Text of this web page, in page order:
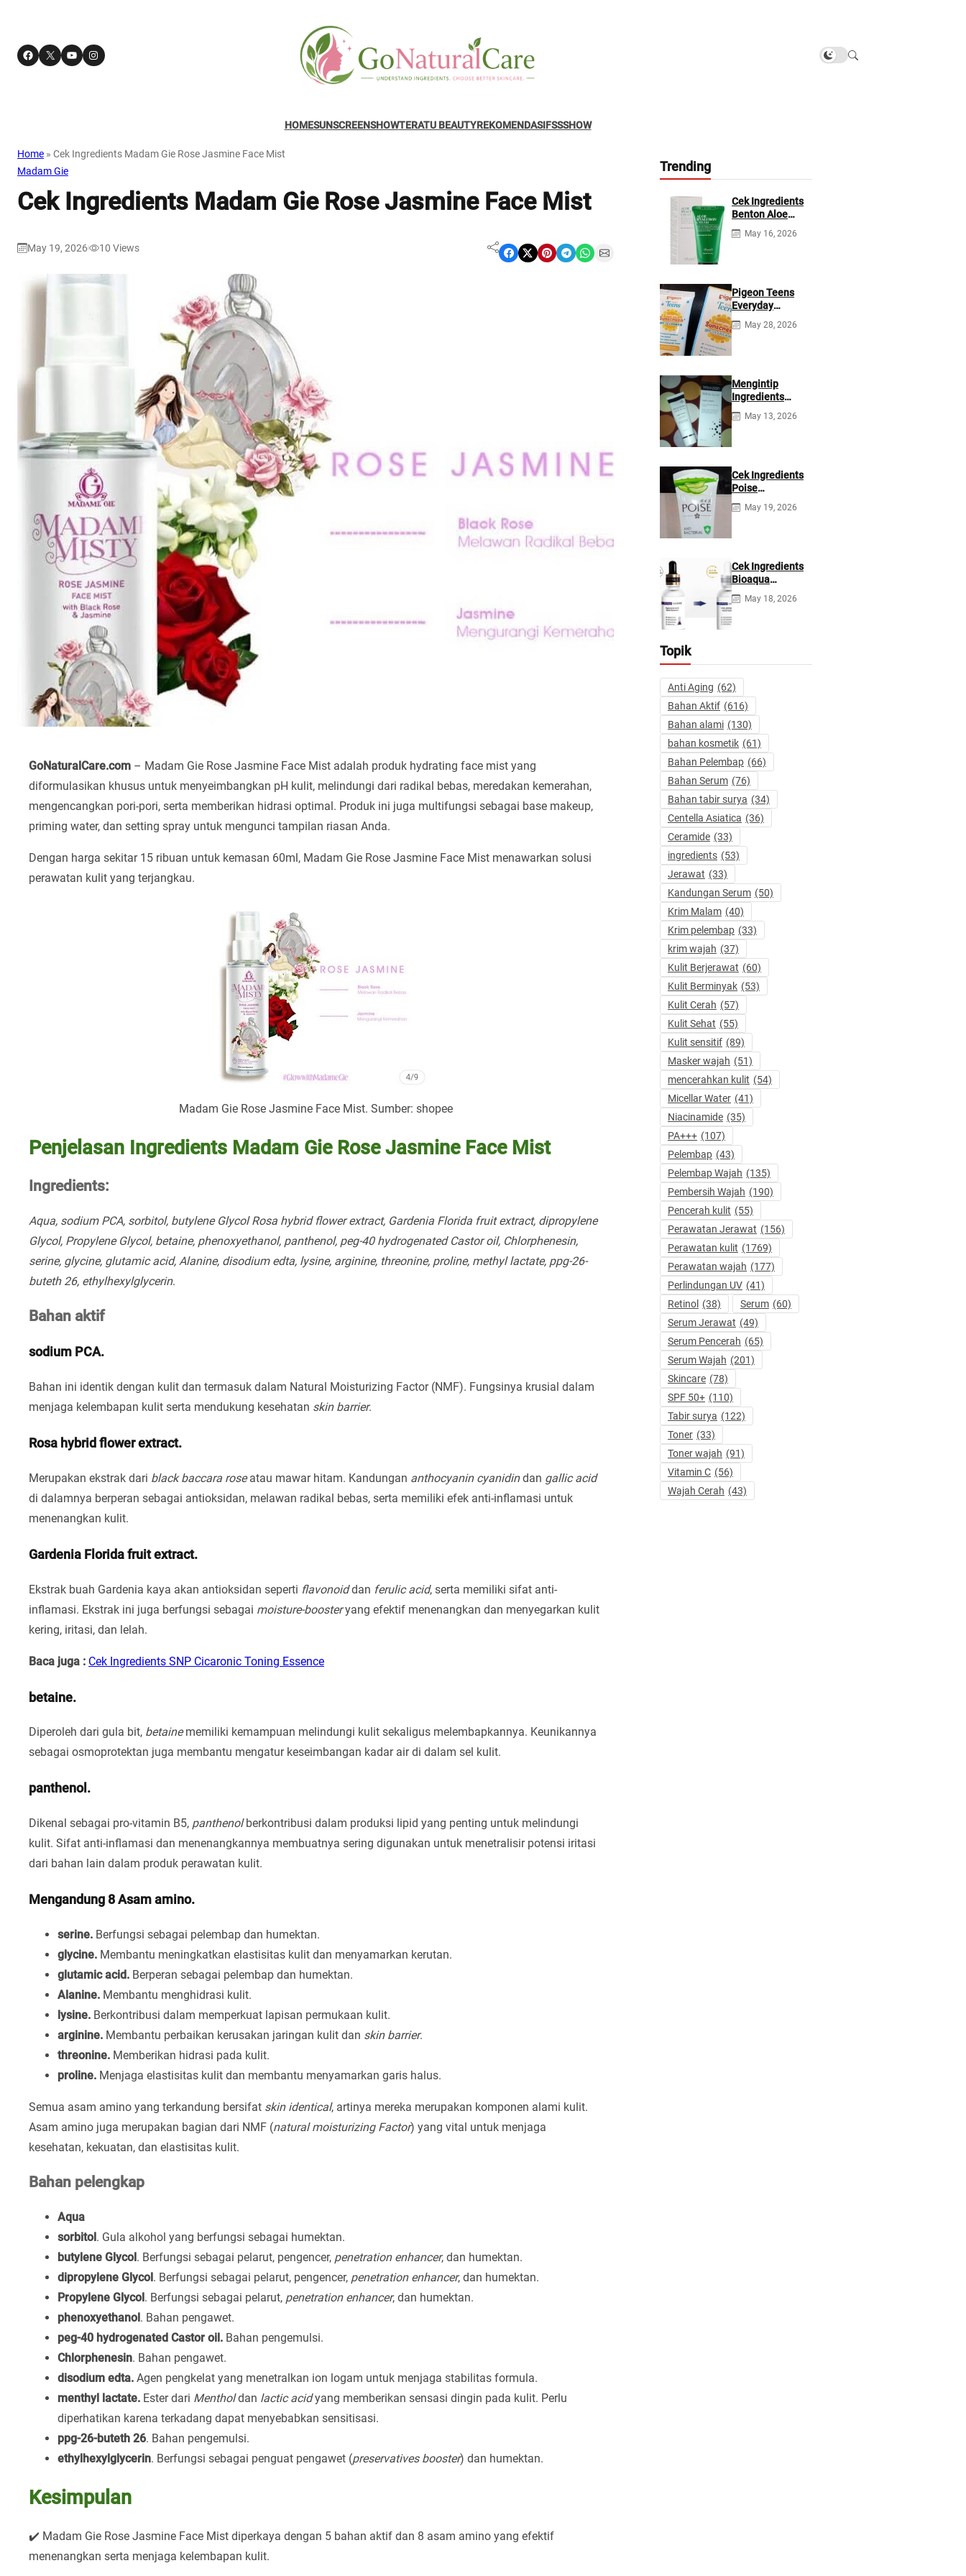
Facebook X YouTube Instagram
HOMESUNSCREENSHOWTERATU BEAUTYREKOMENDASIFSSSHOW
Home » Cek Ingredients Madam Gie Rose Jasmine Face Mist
Madam Gie
Cek Ingredients Madam Gie Rose Jasmine Face Mist
May 19, 2026 10 Views Share on Facebook Share on X Share on Pinterest Share on Telegram Share on WhatsApp Share on Email
GoNaturalCare.com – Madam Gie Rose Jasmine Face Mist adalah produk hydrating face mist yang
diformulasikan khusus untuk menyeimbangkan pH kulit, melindungi dari radikal bebas, meredakan kemerahan,
mengencangkan pori-pori, serta memberikan hidrasi optimal. Produk ini juga multifungsi sebagai base makeup,
priming water, dan setting spray untuk mengunci tampilan riasan Anda.
Dengan harga sekitar 15 ribuan untuk kemasan 60ml, Madam Gie Rose Jasmine Face Mist menawarkan solusi
perawatan kulit yang terjangkau.
Madam Gie Rose Jasmine Face Mist. Sumber: shopee
Penjelasan Ingredients Madam Gie Rose Jasmine Face Mist
Ingredients:
Aqua, sodium PCA, sorbitol, butylene Glycol Rosa hybrid flower extract, Gardenia Florida fruit extract, dipropylene
Glycol, Propylene Glycol, betaine, phenoxyethanol, panthenol, peg-40 hydrogenated Castor oil, Chlorphenesin,
serine, glycine, glutamic acid, Alanine, disodium edta, lysine, arginine, threonine, proline, methyl lactate, ppg-26-
buteth 26, ethylhexylglycerin.
Bahan aktif
sodium PCA.
Bahan ini identik dengan kulit dan termasuk dalam Natural Moisturizing Factor (NMF). Fungsinya krusial dalam
menjaga kelembapan kulit serta mendukung kesehatan skin barrier.
Rosa hybrid flower extract.
Merupakan ekstrak dari black baccara roseatau mawar hitam. Kandungan anthocyanin cyanidindan gallic acid
di dalamnya berperan sebagai antioksidan, melawan radikal bebas, serta memiliki efek anti-inflamasi untuk
menenangkan kulit.
Gardenia Florida fruit extract.
Ekstrak buah Gardenia kaya akan antioksidan seperti flavonoiddan ferulic acid, serta memiliki sifat anti-
inflamasi. Ekstrak ini juga berfungsi sebagai moisture-boosteryang efektif menenangkan dan menyegarkan kulit
kering, iritasi, dan lelah.
Baca juga : Cek Ingredients SNP Cicaronic Toning Essence
betaine.
Diperoleh dari gula bit, betainememiliki kemampuan melindungi kulit sekaligus melembapkannya. Keunikannya
sebagai osmoprotektan juga membantu mengatur keseimbangan kadar air di dalam sel kulit.
panthenol.
Dikenal sebagai pro-vitamin B5, panthenolberkontribusi dalam produksi lipid yang penting untuk melindungi
kulit. Sifat anti-inflamasi dan menenangkannya membuatnya sering digunakan untuk menetralisir potensi iritasi
dari bahan lain dalam produk perawatan kulit.
Mengandung 8 Asam amino.
serine. Berfungsi sebagai pelembap dan humektan.
glycine. Membantu meningkatkan elastisitas kulit dan menyamarkan kerutan.
glutamic acid. Berperan sebagai pelembap dan humektan.
Alanine. Membantu menghidrasi kulit.
lysine. Berkontribusi dalam memperkuat lapisan permukaan kulit.
arginine. Membantu perbaikan kerusakan jaringan kulit dan skin barrier.
threonine. Memberikan hidrasi pada kulit.
proline. Menjaga elastisitas kulit dan membantu menyamarkan garis halus.
Semua asam amino yang terkandung bersifat skin identical, artinya mereka merupakan komponen alami kulit.
Asam amino juga merupakan bagian dari NMF (natural moisturizing Factor) yang vital untuk menjaga
kesehatan, kekuatan, dan elastisitas kulit.
Bahan pelengkap
Aqua
sorbitol . Gula alkohol yang berfungsi sebagai humektan.
butylene Glycol . Berfungsi sebagai pelarut, pengencer, penetration enhancer, dan humektan.
dipropylene Glycol . Berfungsi sebagai pelarut, pengencer, penetration enhancer, dan humektan.
Propylene Glycol . Berfungsi sebagai pelarut, penetration enhancer, dan humektan.
phenoxyethanol . Bahan pengawet.
peg-40 hydrogenated Castor oil. Bahan pengemulsi.
Chlorphenesin. Bahan pengawet.
disodium edta. Agen pengkelat yang menetralkan ion logam untuk menjaga stabilitas formula.
menthyl lactate. Ester dari Mentholdan lactic acidyang memberikan sensasi dingin pada kulit. Perlu
diperhatikan karena terkadang dapat menyebabkan sensitisasi.
ppg-26-buteth 26. Bahan pengemulsi.
ethylhexylglycerin. Berfungsi sebagai penguat pengawet (preservatives booster) dan humektan.
Kesimpulan
✔️ Madam Gie Rose Jasmine Face Mist diperkaya dengan 5 bahan aktif dan 8 asam amino yang efektif
menenangkan serta menjaga kelembapan kulit.
Trending
Cek Ingredients
Benton Aloe
Hyaluron Cream
May 16, 2026
Pigeon Teens
Everyday
Sunscreen SPF
35 PA+++
May 28, 2026
Mengintip
Ingredients
Wardah White
Secret Night
May 13, 2026
Cek Ingredients
Poise
Antibacterial
Facial Foam
May 19, 2026
Cek Ingredients
Bioaqua
Hyaluronic acid
Serum
May 18, 2026
Topik
Anti Aging (62)
Bahan Aktif (616)
Bahan alami (130)
bahan kosmetik (61)
Bahan Pelembap (66)
Bahan Serum (76)
Bahan tabir surya (34)
Centella Asiatica (36)
Ceramide (33)
ingredients (53)
Jerawat (33)
Kandungan Serum (50)
Krim Malam (40)
Krim pelembap (33)
krim wajah (37)
Kulit Berjerawat (60)
Kulit Berminyak (53)
Kulit Cerah (57)
Kulit Sehat (55)
Kulit sensitif (89)
Masker wajah (51)
mencerahkan kulit (54)
Micellar Water (41)
Niacinamide (35)
PA+++ (107)
Pelembap (43)
Pelembap Wajah (135)
Pembersih Wajah (190)
Pencerah kulit (55)
Perawatan Jerawat (156)
Perawatan kulit (1769)
Perawatan wajah (177)
Perlindungan UV (41)
Retinol (38) Serum (60)
Serum Jerawat (49)
Serum Pencerah (65)
Serum Wajah (201)
Skincare (78)
SPF 50+ (110)
Tabir surya (122)
Toner (33)
Toner wajah (91)
Vitamin C (56)
Wajah Cerah (43)